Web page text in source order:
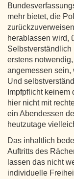
mehr bietet, die
herablassen wird,
Selbstverständlich
erstens
angemessen sein,
Und
Impfpflicht
hier nicht mit
ein Abendessen
heutzutage
Das inhaltlich
Auftritts des
lassen das nicht
individuelle